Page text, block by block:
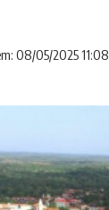
08/05/2025 11:08